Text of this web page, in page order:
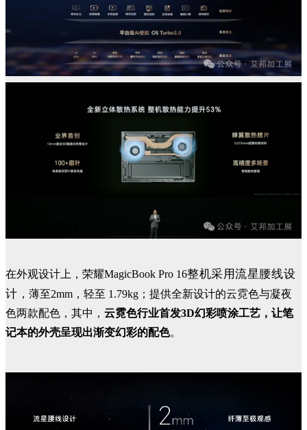
在外观设计上，荣耀MagicBook Pro 16整机采用流星腰线设
计 ，薄至2mm，轻至 1.79kg；提供全新设计的云霓色与凝夜
色两款配色，其中， 云霓色行业首发3D幻彩喷涂工艺，让笔
记本的外壳呈现出渐变幻彩的配色。